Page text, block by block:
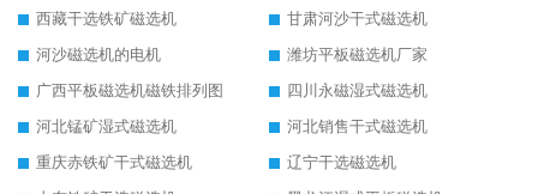
西藏干选铁矿磁选机
甘肃河沙干式磁选机
河沙磁选机的电机
潍坊平板磁选机厂家
广西平板磁选机磁铁排列图
四川永磁湿式磁选机
河北锰矿湿式磁选机
河北销售干式磁选机
重庆赤铁矿干式磁选机
辽宁干选磁选机